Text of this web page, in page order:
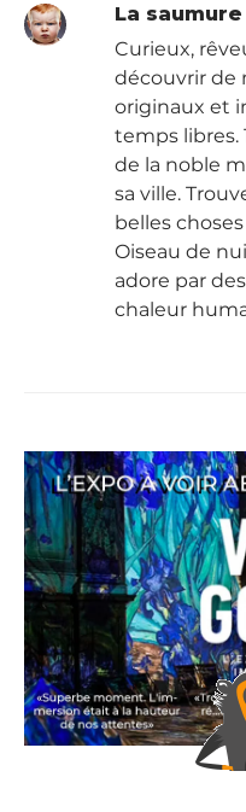
La saumure
Curieux,
découvrir de
originaux et
temps libres.
de la noble
sa ville.
belles
Oiseau de
adore par
chaleur